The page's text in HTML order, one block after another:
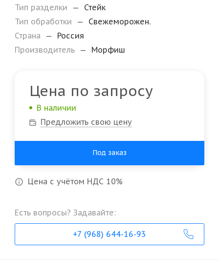
Тип разделки
—
Стейк
Тип обработки
—
Свежеморожен.
Страна
—
Россия
Производитель — Морфиш
Цена по запросу
В наличии
Предложить свою цену
Под заказ
Цена с учётом НДС 10%
Есть вопросы? Задавайте:
+7 (968) 644-16-93